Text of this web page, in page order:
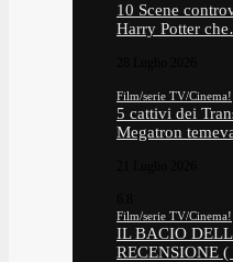
10 Scene
Harry Potter
Film/serie TV/Cinema!
5 cattivi dei
Megatron
Film/serie TV/Cinema!
IL BACIO
RECENSIONE